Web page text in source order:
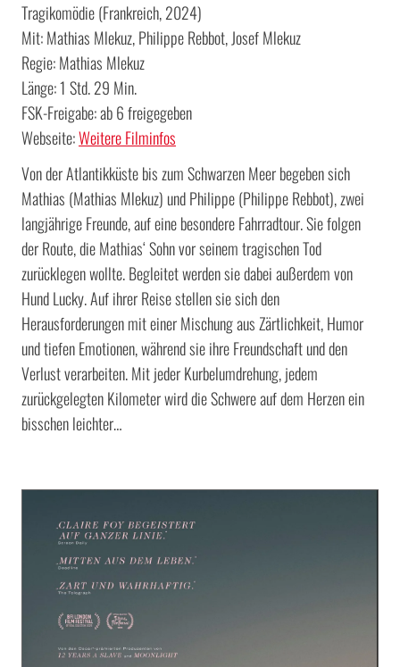
Tragikomödie (Frankreich, 2024)
Mit: Mathias Mlekuz, Philippe Rebbot, Josef Mlekuz
Regie: Mathias Mlekuz
Länge: 1 Std. 29 Min.
FSK-Freigabe: ab 6 freigegeben
Webseite:Weitere Filminfos
Von der Atlantikküste bis zum Schwarzen Meer begeben sich
Mathias (Mathias Mlekuz) und Philippe (Philippe Rebbot), zwei
langjährige Freunde, auf eine besondere Fahrradtour. Sie folgen
der Route, die Mathias‘ Sohn vor seinem tragischen Tod
zurücklegen wollte. Begleitet werden sie dabei außerdem von
Hund Lucky. Auf ihrer Reise stellen sie sich den
Herausforderungen mit einer Mischung aus Zärtlichkeit, Humor
und tiefen Emotionen, während sie ihre Freundschaft und den
Verlust verarbeiten. Mit jeder Kurbelumdrehung, jedem
zurückgelegten Kilometer wird die Schwere auf dem Herzen ein
bisschen leichter…